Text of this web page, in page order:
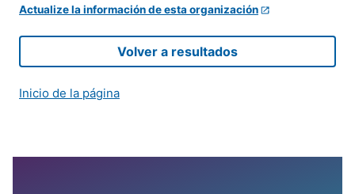
Actualize la información de esta organización
Volver a resultados
Inicio de la página